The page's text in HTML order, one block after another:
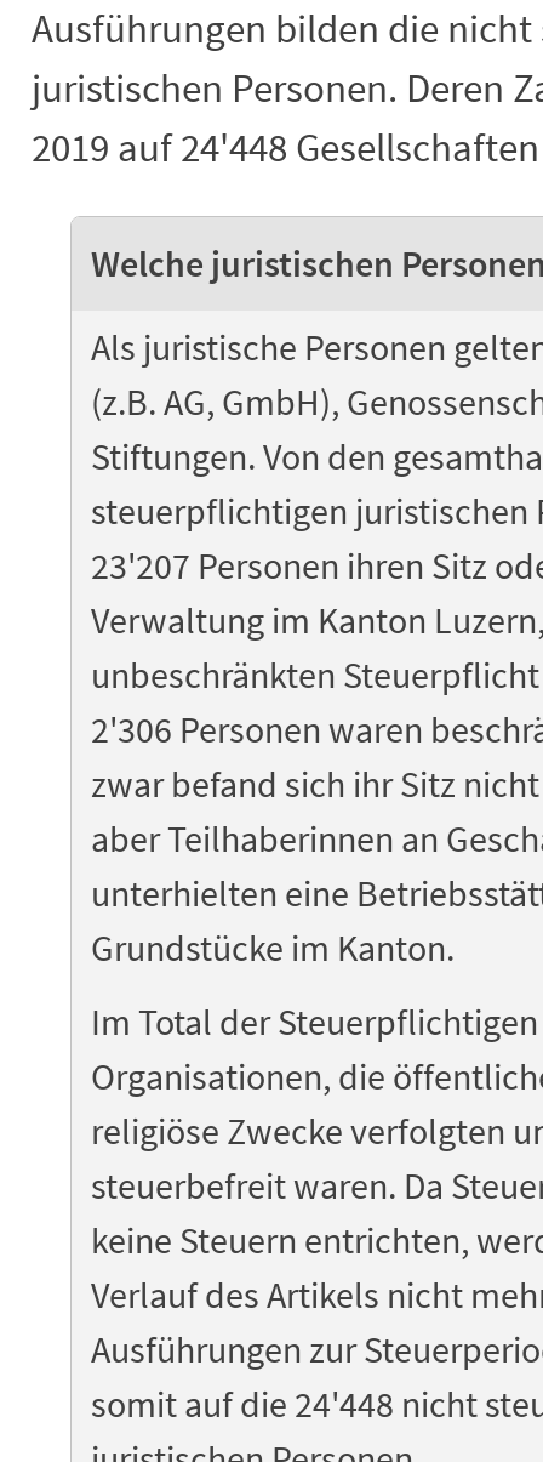
Ausführungen bilden die
juristischen Personen. Deren
2019 auf 24'448
Welche juristischen
Als juristische Personen
(z.B. AG, GmbH),
Stiftungen. Von den
steuerpflichtigen juristischen
23'207 Personen ihren Sitz
Verwaltung im Kanton
unbeschränkten
2'306 Personen waren
zwar befand sich ihr Sitz
aber Teilhaberinnen an
unterhielten eine
Grundstücke im Kanton.
Im Total der
Organisationen, die
religiöse Zwecke verfolgten
steuerbefreit waren. Da
keine Steuern entrichten,
Verlauf des Artikels nicht
Ausführungen zur
somit auf die 24'448 nicht